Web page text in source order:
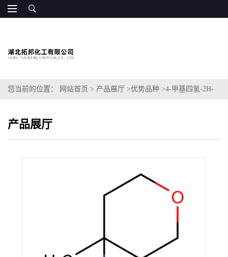
您当前的位置： 网站首页 > 产品展厅 >优势品种 >4-甲基四氢-2H-
产品展厅